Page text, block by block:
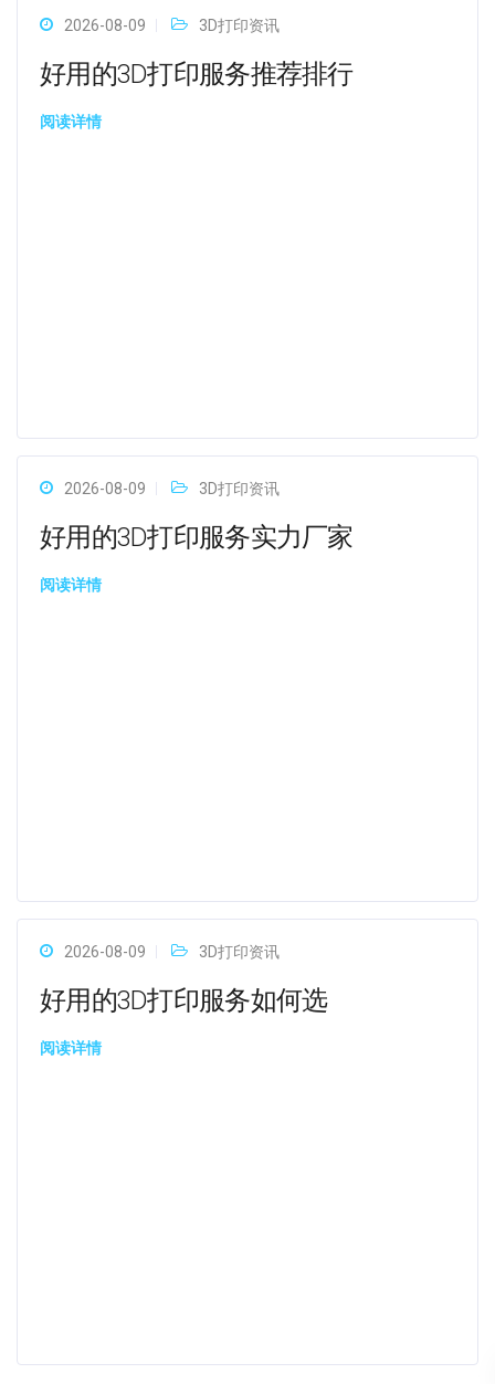
2026-08-09 3D打印资讯
好用的3D打印服务推荐排行
阅读详情
2026-08-09 3D打印资讯
好用的3D打印服务实力厂家
阅读详情
2026-08-09 3D打印资讯
好用的3D打印服务如何选
阅读详情